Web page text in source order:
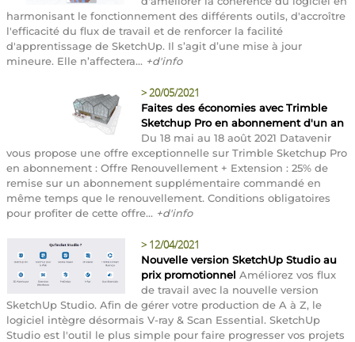
harmonisant le fonctionnement des différents outils, d'accroître
l'efficacité du flux de travail et de renforcer la facilité
d'apprentissage de SketchUp. Il s’agit d’une mise à jour
mineure. Elle n’affectera... +d'info
>20/05/2021
Faites des économies avec Trimble
Sketchup Pro en abonnement d'un an
Du 18 mai au 18 août 2021 Datavenir
vous propose une offre exceptionnelle sur Trimble Sketchup Pro
en abonnement : Offre Renouvellement + Extension : 25% de
remise sur un abonnement supplémentaire commandé en
même temps que le renouvellement. Conditions obligatoires
pour profiter de cette offre... +d'info
> 12/04/2021
Nouvelle version SketchUp Studio au
prix promotionnel Améliorez vos flux
de travail avec la nouvelle version
SketchUp Studio. Afin de gérer votre production de A à Z, le
logiciel intègre désormais V-ray & Scan Essential. SketchUp
Studio est l'outil le plus simple pour faire progresser vos projets